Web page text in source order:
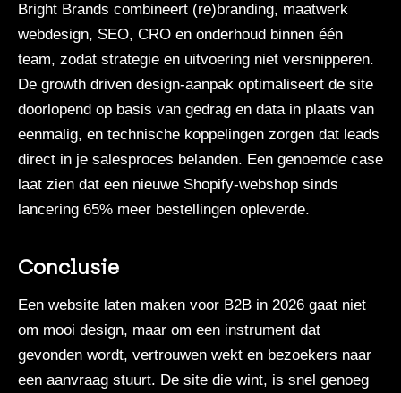
Bright Brands combineert (re)branding, maatwerk
webdesign, SEO, CRO en onderhoud binnen één
team, zodat strategie en uitvoering niet versnipperen.
De growth driven design-aanpak optimaliseert de site
doorlopend op basis van gedrag en data in plaats van
eenmalig, en technische koppelingen zorgen dat leads
direct in je salesproces belanden. Een genoemde case
laat zien dat een nieuwe Shopify-webshop sinds
lancering 65% meer bestellingen opleverde.
Conclusie
Een website laten maken voor B2B in 2026 gaat niet
om mooi design, maar om een instrument dat
gevonden wordt, vertrouwen wekt en bezoekers naar
een aanvraag stuurt. De site die wint, is snel genoeg